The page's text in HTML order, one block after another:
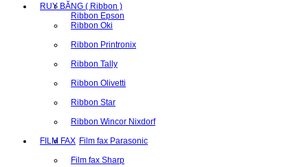
RUY BĂNG ( Ribbon )
Ribbon Epson
Ribbon Oki
Ribbon Printronix
Ribbon Tally
Ribbon Olivetti
Ribbon Star
Ribbon Wincor Nixdorf
FILM FAX Film fax Parasonic
Film fax Sharp